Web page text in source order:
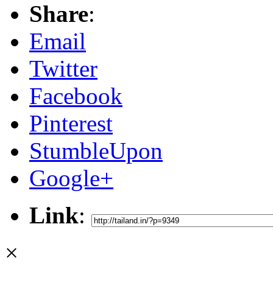
Share:
Email
Twitter
Facebook
Pinterest
StumbleUpon
Google+
Link:
×